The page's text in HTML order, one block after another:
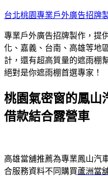
跳
主
要
內
容
台北桃園專業戶外廣告招牌
專業戶外廣告招牌製作，提
化、嘉義、台南、高雄等地
計，還有超高質量的遮雨棚
絕對是你遮雨棚首選專家！
桃園氣密窗的鳳山
借款結合露營車
高雄當舖推薦為專業鳳山汽
合服務資料不同購買蘆洲當